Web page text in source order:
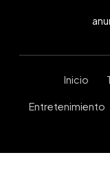
Inicio
Entretenimiento